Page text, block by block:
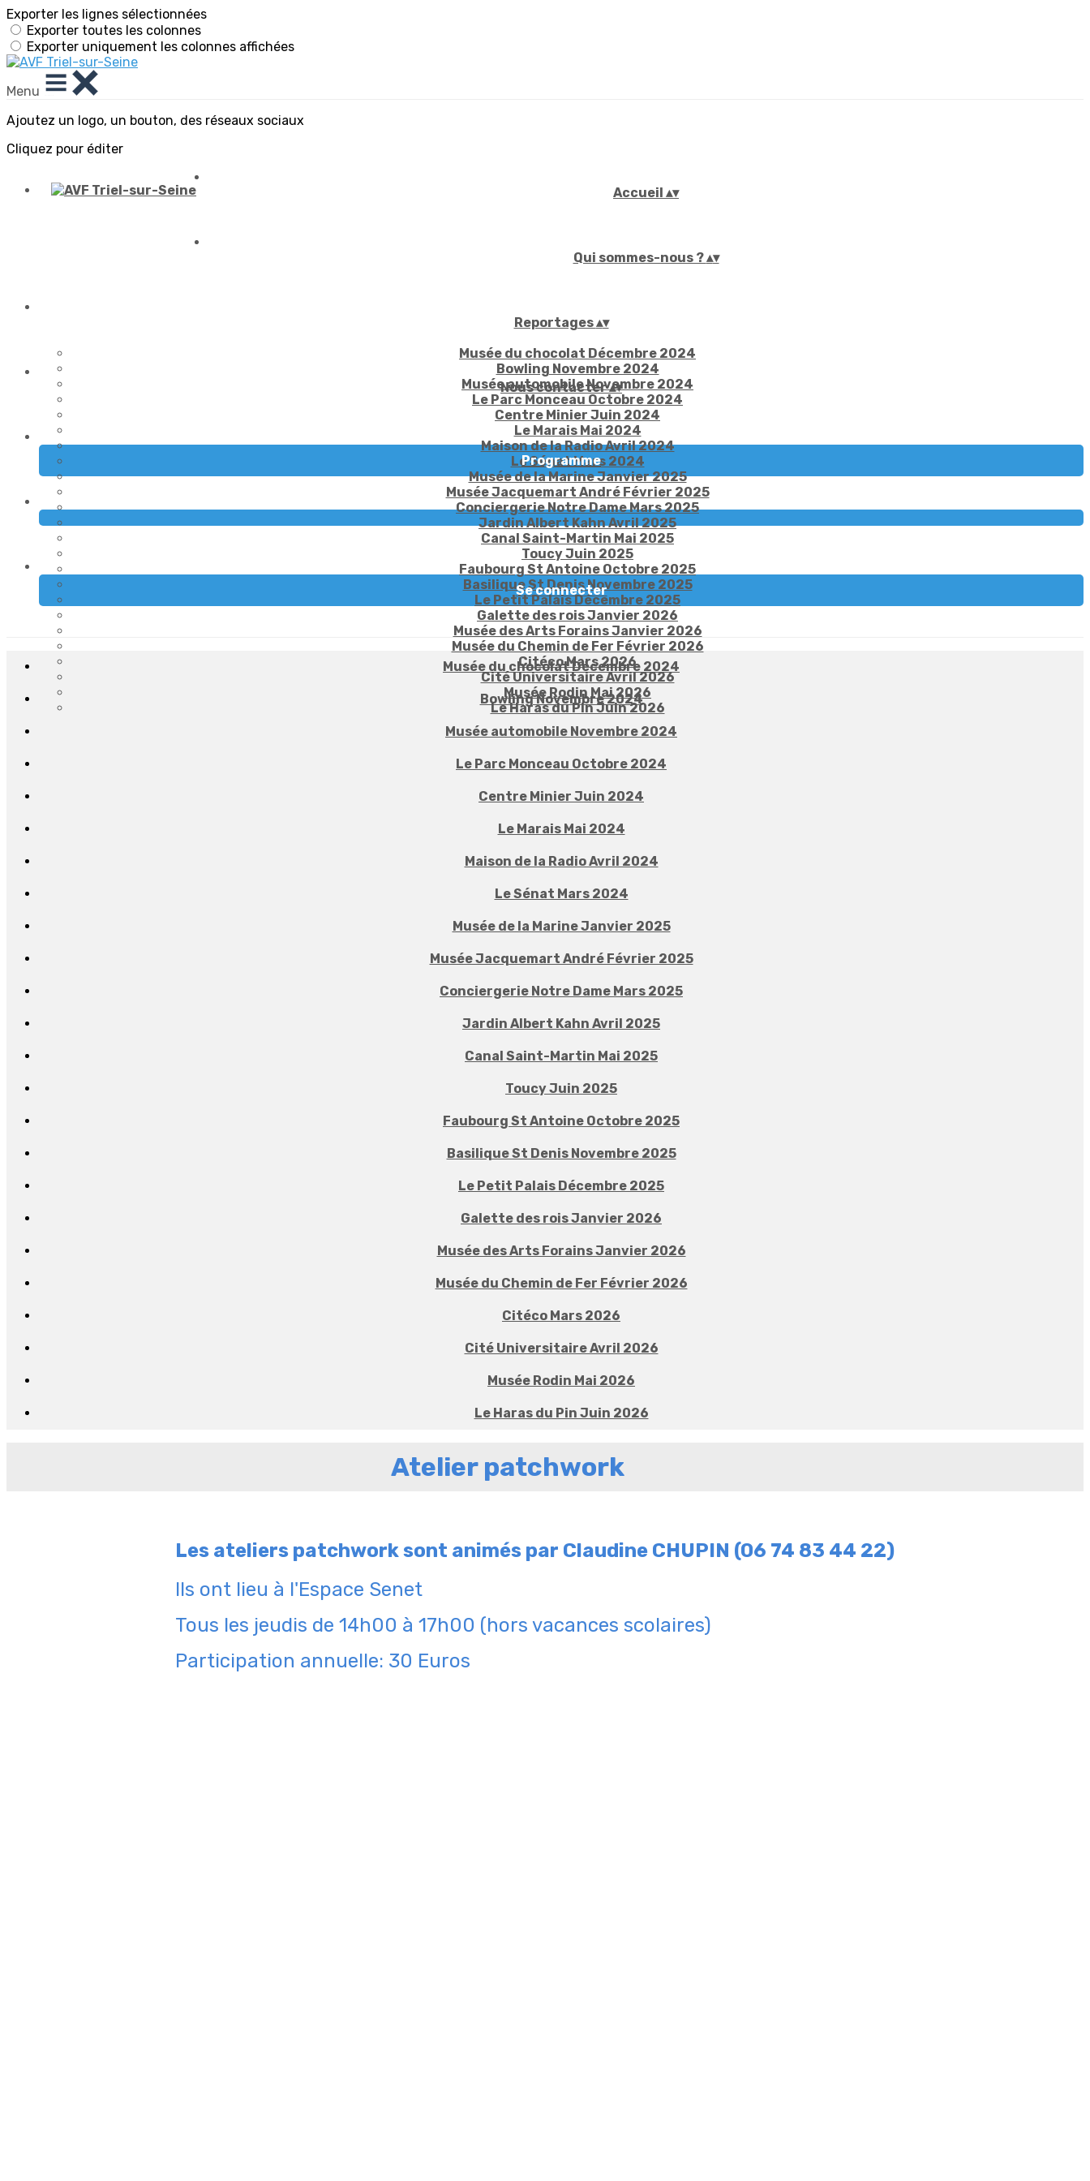
Exporter les lignes sélectionnées
Exporter toutes les colonnes
Exporter uniquement les colonnes affichées
Menu
Ajoutez un logo, un bouton, des réseaux sociaux
Cliquez pour éditer
Accueil ▴▾
Qui sommes-nous ?▴▾
Reportages▴▾
Musée du chocolat Décembre 2024
Bowling Novembre 2024
Musée automobile Novembre 2024
Le Parc Monceau Octobre 2024
Centre Minier Juin 2024
Le Marais Mai 2024
Maison de la Radio Avril 2024
Le Sénat Mars 2024
Musée de la Marine Janvier 2025
Musée Jacquemart André Février 2025
Conciergerie Notre Dame Mars 2025
Jardin Albert Kahn Avril 2025
Canal Saint-Martin Mai 2025
Toucy Juin 2025
Faubourg St Antoine Octobre 2025
Basilique St Denis Novembre 2025
Le Petit Palais Décembre 2025
Galette des rois Janvier 2026
Musée des Arts Forains Janvier 2026
Musée du Chemin de Fer Février 2026
Citéco Mars 2026
Cité Universitaire Avril 2026
Musée Rodin Mai 2026
Le Haras du Pin Juin 2026
Nous contacter▴▾
Programme
Se connecter
Musée du chocolat Décembre 2024
Bowling Novembre 2024
Musée automobile Novembre 2024
Le Parc Monceau Octobre 2024
Centre Minier Juin 2024
Le Marais Mai 2024
Maison de la Radio Avril 2024
Le Sénat Mars 2024
Musée de la Marine Janvier 2025
Musée Jacquemart André Février 2025
Conciergerie Notre Dame Mars 2025
Jardin Albert Kahn Avril 2025
Canal Saint-Martin Mai 2025
Toucy Juin 2025
Faubourg St Antoine Octobre 2025
Basilique St Denis Novembre 2025
Le Petit Palais Décembre 2025
Galette des rois Janvier 2026
Musée des Arts Forains Janvier 2026
Musée du Chemin de Fer Février 2026
Citéco Mars 2026
Cité Universitaire Avril 2026
Musée Rodin Mai 2026
Le Haras du Pin Juin 2026
Atelier patchwork
Les ateliers patchwork sont animés par Claudine CHUPIN (06 74 83 44 22)
Ils ont lieu à l'Espace Senet
Tous les jeudis de 14h00 à 17h00 (hors vacances scolaires)
Participation annuelle: 30 Euros